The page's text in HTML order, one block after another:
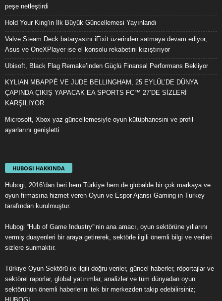
peşe netleştirdi
Hold Your King’in İlk Büyük Güncellemesi Yayınlandı
Valve Steam Deck bataryasını iFixit üzerinden satmaya devam ediyor,
Asus ve OneXPlayer ise el konsolu rekabetini kızıştırıyor
Ubisoft, Black Flag Remake’inden Güçlü Finansal Performans Bekliyor
KYLIAN MBAPPÉ VE JUDE BELLINGHAM, 25 EYLÜL’DE DÜNYA
ÇAPINDA ÇIKIŞ YAPACAK EA SPORTS FC™ 27’DE SİZLERİ
KARŞILIYOR
Microsoft, Xbox yaz güncellemesiyle oyun kütüphanesini ve profil
ayarlarını genişletti
HUBOGI HAKKINDA
Hubogi, 2016’dan beri hem Türkiye hem de globalde bir çok markaya ve
oyun firmasına hizmet veren Oyun ve Espor Ajansı Gaming in Turkey
tarafından kurulmuştur.
Hubogi “Hub of Game Industry”‘nin ana amacı, oyun sektörüne yıllarını
vermiş duayenleri bir araya getirerek, sektörle ilgili önemli bilgi ve verileri
sizlere sunmaktır.
Türkiye Oyun Sektörü ile ilgili doğru veriler, güncel haberler, röportajlar ve
sektörel raporlar, global yatırımlar, analizler ve tüm dünyadan oyun
sektörünün önemli haberlerini tek bir merkezden takip edebilirsiniz;